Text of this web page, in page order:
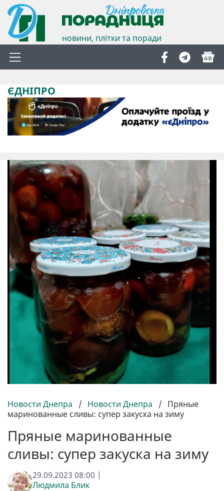
новини, плітки та поради
ЄДНІПРО
Новости Днепра / Новости Днепра / Пряные
маринованные сливы: супер закуска на зиму
Пряные маринованные
сливы: супер закуска на зиму
29.09.2023 08:00 |
Людмила Блик